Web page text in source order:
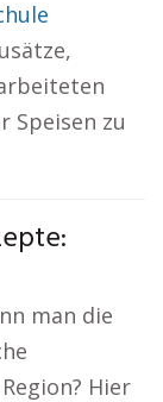
Speisen zu
man die
Hier